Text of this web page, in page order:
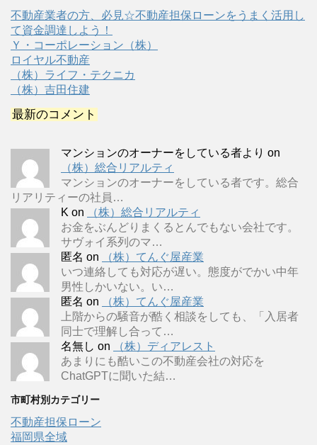
不動産業者の方、必見☆不動産担保ローンをうまく活用し
て資金調達しよう！
Ｙ・コーポレーション（株）
ロイヤル不動産
（株）ライフ・テクニカ
（株）吉田住建
最新のコメント
マンションのオーナーをしている者より on
（株）総合リアルティ
マンションのオーナーをしている者です。総合
リアリティーの社員…
K on
（株）総合リアルティ
お金をぶんどりまくるとんでもない会社です。
サヴォイ系列のマ…
匿名 on
（株）てんぐ屋産業
いつ連絡しても対応が遅い。態度がでかい中年
男性しかいない。い…
匿名 on
（株）てんぐ屋産業
上階からの騒音が酷く相談をしても、「入居者
同士で理解し合って…
名無し on
（株）ディアレスト
あまりにも酷いこの不動産会社の対応を
ChatGPTに聞いた結…
市町村別カテゴリー
不動産担保ローン
福岡県全域